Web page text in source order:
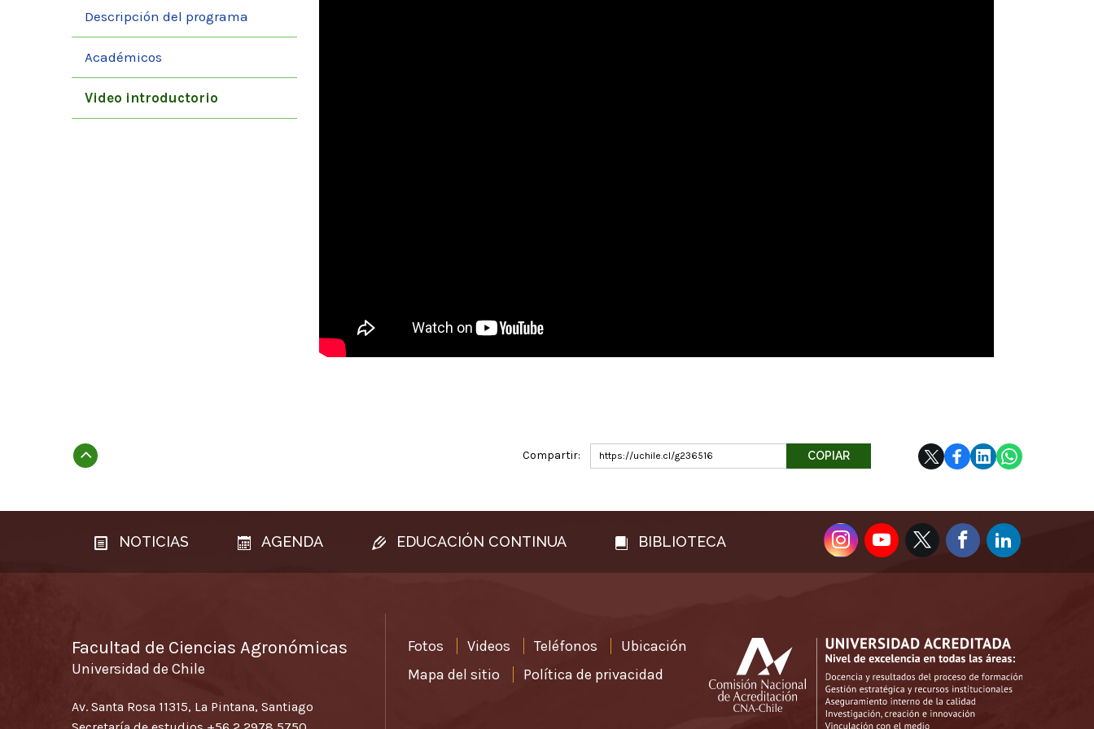
Descripción del programa
Académicos
Video introductorio
Subir Compartir: https://uchile.cl/g236516 COPIAR
NOTICIAS AGENDA EDUCACIÓN CONTINUA BIBLIOTECA
Facultad de Ciencias Agronómicas
Universidad de Chile
Av. Santa Rosa 11315, La Pintana, Santiago
Fotos Videos Teléfonos
Ubicación
Mapa del sitio
Política de privacidad